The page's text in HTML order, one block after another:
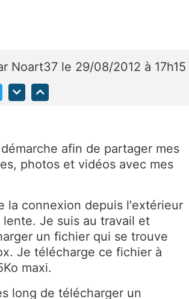
Noart37 le 29/08/2012 à 17h15
afin de partager mes
photos et vidéos avec mes
la connexion depuis l'extérieur
Je suis au travail et
un fichier qui se trouve
Je télécharge ce fichier à
maxi.
long de télécharger un